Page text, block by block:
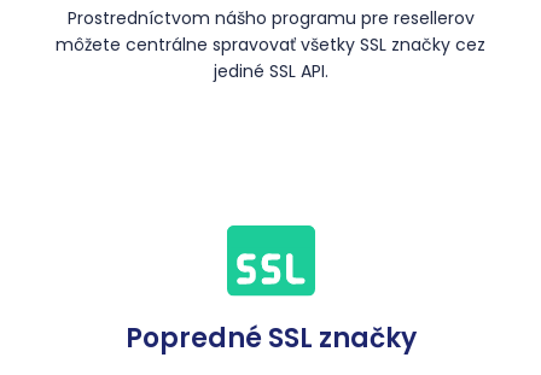
Prostredníctvom nášho programu pre resellerov
môžete centrálne spravovať všetky SSL značky cez
jediné SSL API.
Popredné SSL značky